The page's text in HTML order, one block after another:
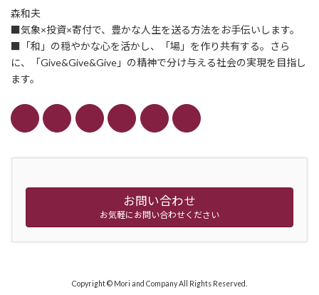
森和夫
■気象×投資×寄付で、豊かな人生を送る方法をお手伝いします。
■「和」の穏やかな心を活かし、「場」を作り共有する。さら
に、「Give&Give&Give」の精神で分け与える社会の実現を目指し
ます。
お問い合わせ
お気軽にお問い合わせください
Copyright © Mori and Company All Rights Reserved.